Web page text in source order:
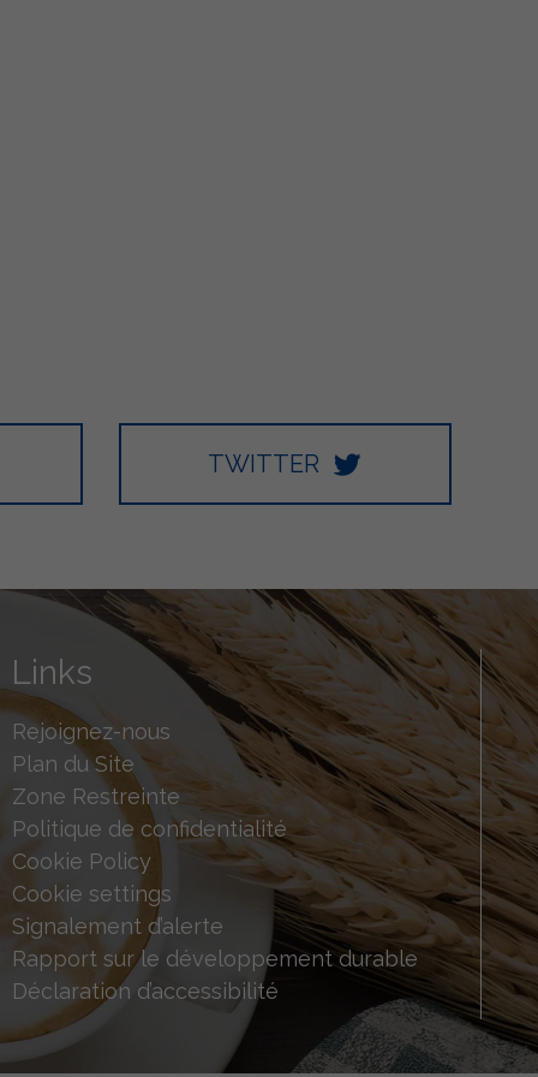
TWITTER
Links
Rejoignez-nous
Plan du Site
Zone Restreinte
Politique de confidentialité
Cookie Policy
Cookie settings
Signalement d’alerte
Rapport sur le développement durable
Déclaration d’accessibilité